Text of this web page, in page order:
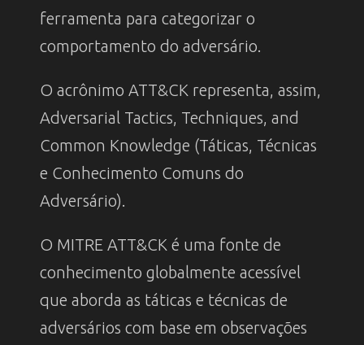
ferramenta para categorizar o
comportamento do adversário.
O acrônimo ATT&CK representa, assim,
Adversarial Tactics, Techniques, and
Common Knowledge (Táticas, Técnicas
e Conhecimento Comuns do
Adversário).
O MITRE ATT&CK é uma fonte de
conhecimento globalmente acessível
que aborda as táticas e técnicas de
adversários com base em observações